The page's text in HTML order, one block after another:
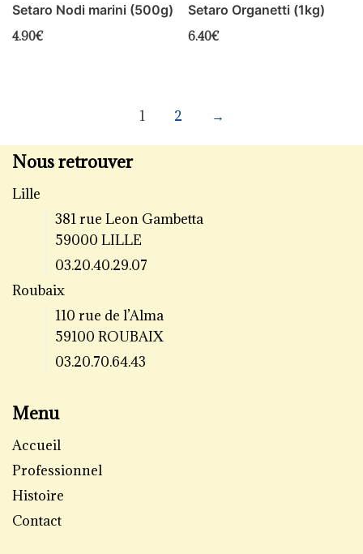
Setaro Nodi marini (500g)
4.90€
Setaro Organetti (1kg)
6.40€
1 2 →
Nous retrouver
Lille
381 rue Leon Gambetta
59000 LILLE
03.20.40.29.07
Roubaix
110 rue de l’Alma
59100 ROUBAIX
03.20.70.64.43
Menu
Accueil
Professionnel
Histoire
Contact